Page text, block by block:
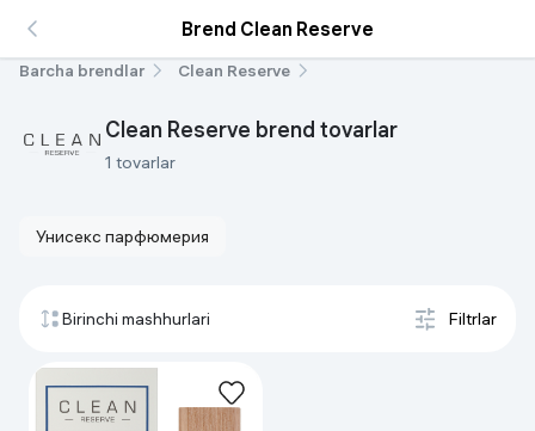
Brend Clean Reserve
Barcha brendlar Clean Reserve
Clean Reserve brend tovarlar
1 tovarlar
Унисекс парфюмерия
Birinchi mashhurlari Filtrlar